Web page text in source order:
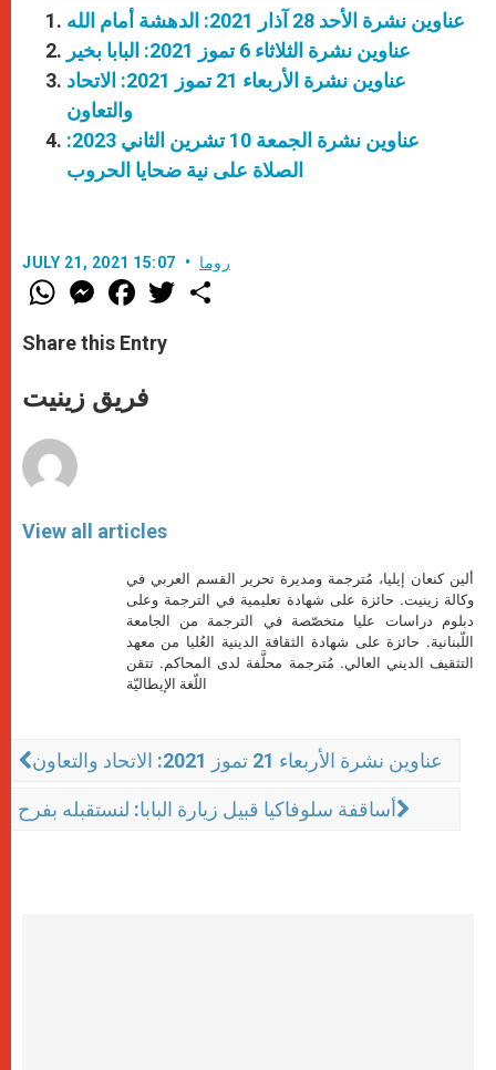
عناوين نشرة الأحد 28 آذار 2021: الدهشة أمام الله
عناوين نشرة الثلاثاء 6 تموز 2021: البابا بخير
عناوين نشرة الأربعاء 21 تموز 2021: الاتحاد
والتعاون
عناوين نشرة الجمعة 10 تشرين الثاني 2023:
الصلاة على نية ضحايا الحروب
JULY 21, 2021 15:07 روما
W
h
t
s
p
p
M
e
s
e
g
e
F
a
e
b
o
k
w
Share this Entry
فريق زينيت
View all articles
ألين كنعان إيليا، مُترجمة ومديرة تحرير القسم العربي في
وكالة زينيت. حائزة على شهادة تعليمية في الترجمة وعلى
دبلوم دراسات عليا متخصّصة في الترجمة من الجامعة
اللّبنانية. حائزة على شهادة الثقافة الدينية العُليا من معهد
التثقيف الديني العالي. مُترجمة محلَّفة لدى المحاكم. تتقن
اللّغة الإيطاليّة
عناوين نشرة الأربعاء 21 تموز 2021: الاتحاد والتعاون
أساقفة سلوفاكيا قبيل زيارة البابا: لنستقبله بفرح